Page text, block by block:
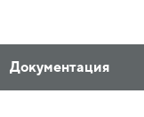
Документация